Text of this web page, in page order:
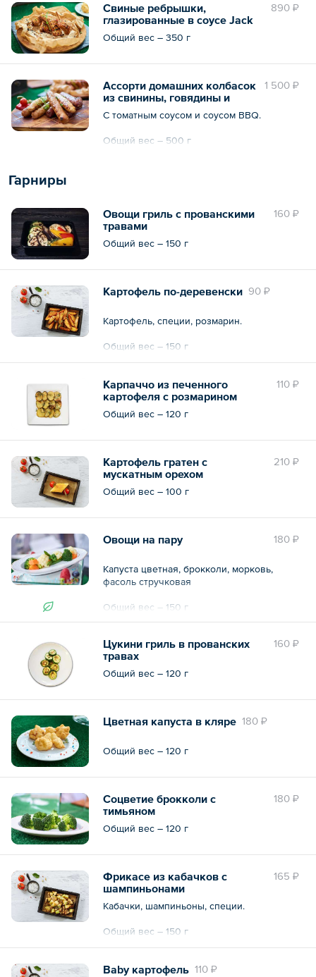
890 ₽
Свиные ребрышки,
глазированные в соусе Jack
Daniels
Общий вес – 350 г
1 500 ₽
Ассорти домашних колбасок
из свинины, говядины и
курицы
С томатным соусом и соусом BBQ.
Общий вес – 500 г
Гарниры
160 ₽
Овощи гриль с прованскими
травами
Общий вес – 150 г
90 ₽
Картофель по-деревенски
Картофель, специи, розмарин.
Общий вес – 150 г
110 ₽
Карпаччо из печенного
картофеля с розмарином
Общий вес – 120 г
210 ₽
Картофель гратен с
мускатным орехом
Общий вес – 100 г
180 ₽
Овощи на пару
Капуста цветная, брокколи, морковь,
фасоль стручковая
Общий вес – 150 г
160 ₽
Цукини гриль в прованских
травах
Общий вес – 120 г
180 ₽
Цветная капуста в кляре
Общий вес – 120 г
180 ₽
Соцветие брокколи с
тимьяном
Общий вес – 120 г
165 ₽
Фрикасе из кабачков с
шампиньонами
Кабачки, шампиньоны, специи.
Общий вес – 150 г
110 ₽
Baby картофель